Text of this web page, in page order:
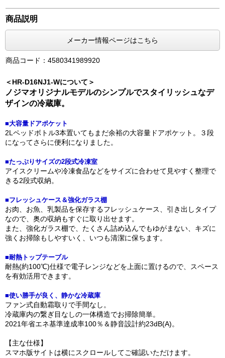
商品説明
メーカー情報ページはこちら
商品コード：4580341989920
＜HR-D16NJ1-Wについて＞
ノジマオリジナルモデルのシンプルでスタイリッシュなデ
ザインの冷蔵庫。
■大容量ドアポケット
2Lペッドボトル3本置いてもまだ余裕の大容量ドアポケット。３段
になってさらに便利になりました。
■たっぷりサイズの2段式冷凍室
アイスクリームや冷凍食品などをサイズに合わせて見やすく整理で
きる2段式収納。
■フレッシュケース＆強化ガラス棚
お肉、お魚、乳製品を保存するフレッシュケース、引き出しタイプ
なので、奥の収納もすぐに取り出せます。
また、強化ガラス棚で、たくさん詰め込んでもゆがまない、キズに
強くお掃除もしやすいく、いつも清潔に保ちます。
■耐熱トップテーブル
耐熱(約100℃)仕様で電子レンジなどを上面に置けるので、スペース
を有効活用できます。
■使い勝手が良く、静かな冷蔵庫
ファン式自動霜取りで手間なし。
冷蔵庫内の繋ぎ目なしの一体構造でお掃除簡単。
2021年省エネ基準達成率100％＆静音設計約23dB(A)。
【主な仕様】
スマホ版サイトは横にスクロールしてご確認いただけます。